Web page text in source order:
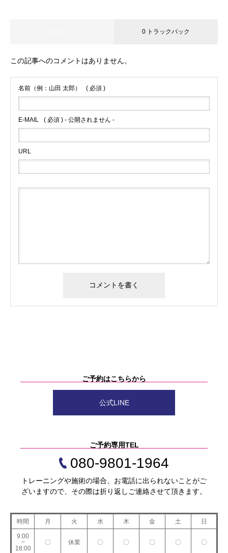
0 トラックバック
この記事へのコメントはありません。
名前（例：山田 太郎） ( 必須 )
E-MAIL ( 必須 ) - 公開されません -
URL
ご予約はこちらから
公式LINE
ご予約専用TEL
080-9801-1964
トレーニングや施術の場合、お電話に出られないことがご
ざいますので、その際は折り返しご連絡させて頂きます。
時間 月 火 水 木 金 土 日
9:00
~
18:00
〇 休業 〇 〇 〇 〇 〇